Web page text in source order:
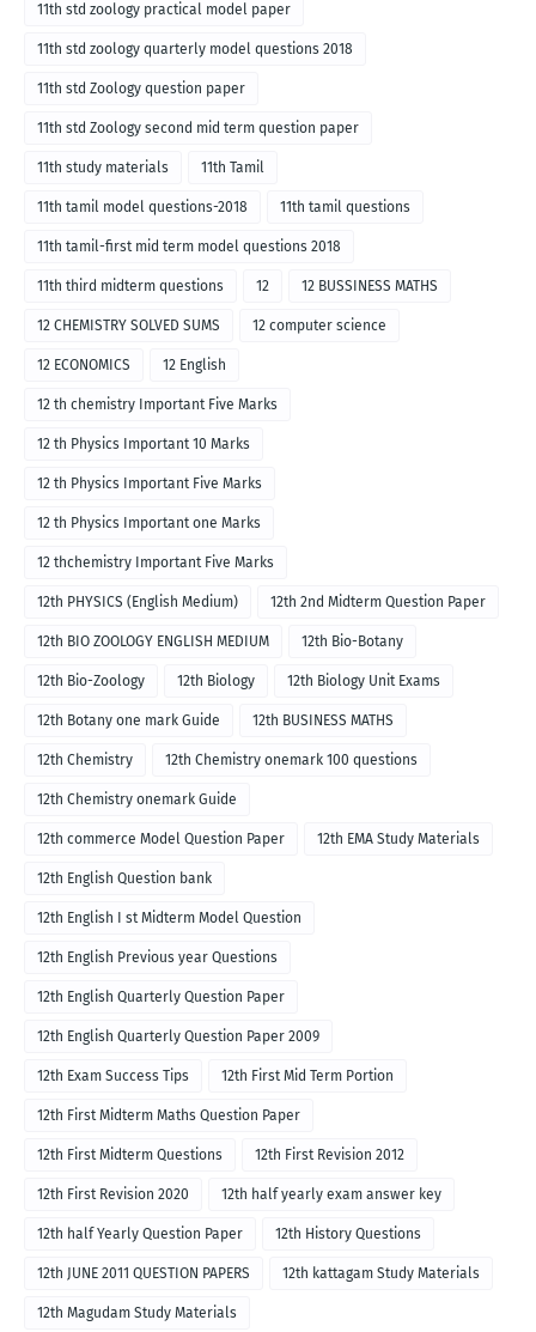
11th std zoology practical model paper
11th std zoology quarterly model questions 2018
11th std Zoology question paper
11th std Zoology second mid term question paper
11th study materials 11th Tamil
11th tamil model questions-2018 11th tamil questions
11th tamil-first mid term model questions 2018
11th third midterm questions 12 12 BUSSINESS MATHS
12 CHEMISTRY SOLVED SUMS 12 computer science
12 ECONOMICS 12 English
12 th chemistry Important Five Marks
12 th Physics Important 10 Marks
12 th Physics Important Five Marks
12 th Physics Important one Marks
12 thchemistry Important Five Marks
12th PHYSICS (English Medium) 12th 2nd Midterm Question Paper
12th BIO ZOOLOGY ENGLISH MEDIUM 12th Bio-Botany
12th Bio-Zoology 12th Biology 12th Biology Unit Exams
12th Botany one mark Guide 12th BUSINESS MATHS
12th Chemistry 12th Chemistry onemark 100 questions
12th Chemistry onemark Guide
12th commerce Model Question Paper 12th EMA Study Materials
12th English Question bank
12th English I st Midterm Model Question
12th English Previous year Questions
12th English Quarterly Question Paper
12th English Quarterly Question Paper 2009
12th Exam Success Tips 12th First Mid Term Portion
12th First Midterm Maths Question Paper
12th First Midterm Questions 12th First Revision 2012
12th First Revision 2020 12th half yearly exam answer key
12th half Yearly Question Paper 12th History Questions
12th JUNE 2011 QUESTION PAPERS 12th kattagam Study Materials
12th Magudam Study Materials